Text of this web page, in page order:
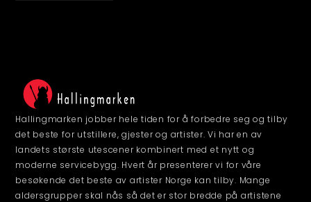
Hallingmarken jobber hele tiden for å forbedre seg og tilby
det beste for utstillere, gjester og artister. Vi har en av
landets største utescener kombinert med et nytt og
moderne servicebygg. Hvert år presenterer vi for våre
besøkende det beste av artister Norge kan tilby. Mange
aldersgrupper skal nås så det er stor bredde på artistene